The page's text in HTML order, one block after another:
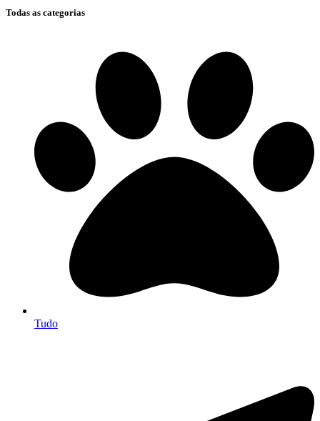
Todas as categorias
Tudo